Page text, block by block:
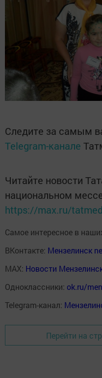
Следите за самым
Telegram-канале
Читайте новости
национальном
https://max.ru/
Самое интересное в
ВКонтакте: Мензелинск
MAX: Новости
Одноклассники: ok.ru/
Telegram-канал:
Перейти на